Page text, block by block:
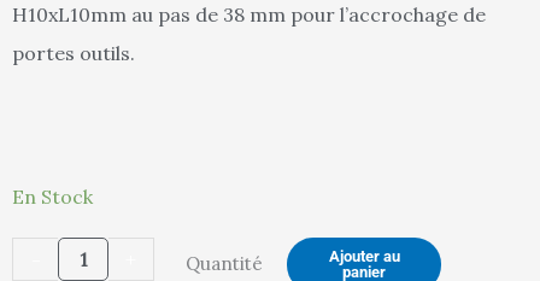
est :
H10xL10mm au pas de 38 mm pour l’accrochage de
portes outils.
En Stock
quantité
PanneauPERFORÉ
Quantité
Ajouter au
panier